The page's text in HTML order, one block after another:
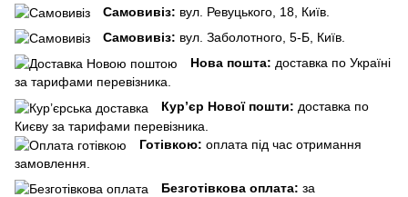
Самовивіз: вул. Ревуцького, 18, Київ.
Самовивіз: вул. Заболотного, 5-Б, Київ.
Нова пошта: доставка по Україні
за тарифами перевізника.
Кур’єр Нової пошти: доставка по
Києву за тарифами перевізника.
Готівкою: оплата під час отримання
замовлення.
Безготівкова оплата: за